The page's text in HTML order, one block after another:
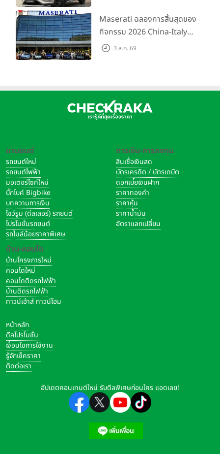
200 คัน พร้อมข้อเสนอสุดคุ้ม
Maserati ฉลองการสิ้นสุดของ
กิจกรรม 2026 China-Italy
Grand Tour ณ สำนักงาน
3 ส.ค. 69
ยานยนต์
รถยนต์ใหม่
รถยนต์ไฟฟ้า
มอเตอร์ไซค์ใหม่
บิ๊กไบค์ Bigbike
บทความการเงิน
โชว์รูม (ดีลเลอร์) รถยนต์
โปรโมชั่นรถยนต์
รถไมล์น้อยราคาพิเศษ
บ้าน-คอนโด
บ้านโครงการใหม่
คอนโดใหม่
คอนโดติดรถไฟฟ้า
บ้านติดรถไฟฟ้า
ทาวน์เฮ้าส์ ทาวน์โฮม
การเงิน-การลงทุน
สินเชื่อเงินสด
บัตรเครดิต / บัตรเดบิต
ดอกเบี้ยเงินฝาก
ราคาทองคำ
ราคาหุ้น
ราคาน้ำมัน
อัตราแลกเปลี่ยน
หน้าหลัก
ดีลโปรโมชั่น
เงื่อนไขการใช้งาน
รู้จักเช็คราคา
ติดต่อเรา
อัปเดตคอนเทนต์ใหม่ รับดีลพิเศษก่อนใคร แอดเลย!